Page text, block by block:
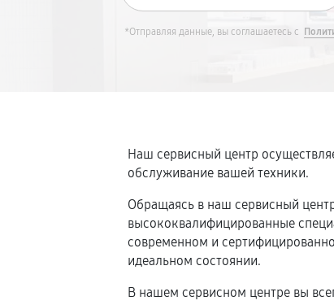
*Отправляя данные, вы соглашаетесь с
Наш сервисный центр
обслуживание вашей техники.
Обращаясь в наш сервисный
высококвалифицированные
современном и
идеальном состоянии.
В нашем сервисном центре вы